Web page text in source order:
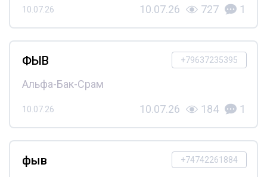
10.07.26 10.07.26 727 1
+79637235395
ФЫВ
Альфа-Бак-Срам
10.07.26 10.07.26 184 1
+74742261884
фыв